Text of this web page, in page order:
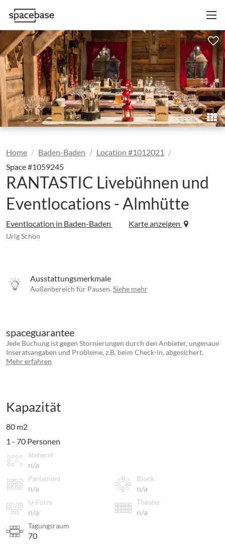
Home Baden-Baden
Location #1012021
Space #1059245
RANTASTIC Livebühnen und
Eventlocations - Almhütte
Eventlocation in Baden-Baden Karte anzeigen
Urig Schön
Ausstattungsmerkmale
Außenbereich für Pausen. Siehe mehr
spaceguarantee
Jede Buchung ist gegen Stornierungen durch den Anbieter, ungenaue
Inseratsangaben und Probleme, z.B. beim Check-in, abgesichert.
Mehr erfahren
Kapazität
80 m2
1 - 70 Personen
Stehend
n/a
Parlament
n/a
Block
n/a
U-Form
n/a
Theater
n/a
Tagungsraum
70